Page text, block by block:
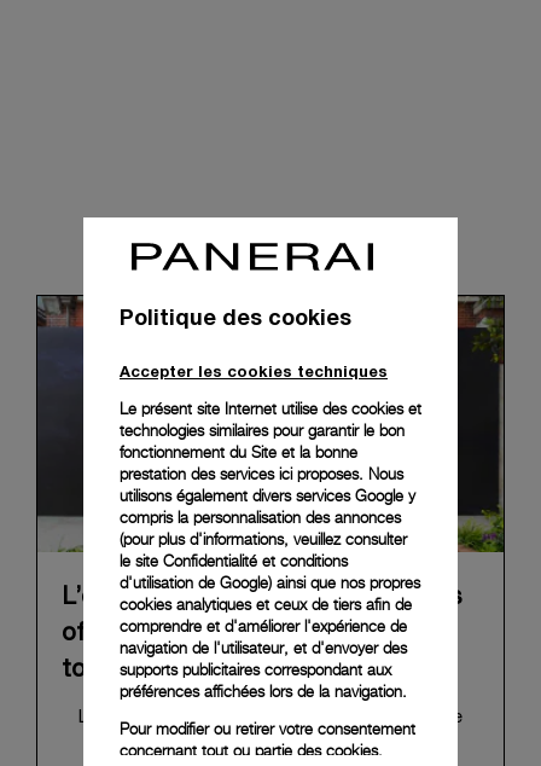
News & Events
L’exposition itinérante « The Depths
of Time » de Panerai achève sa
tournée à Taipei
L’exposition « The Depths of Time », qui retrace
l'histoire de Panerai, a conclu sa tournée
Politique des cookies
Accepter les cookies techniques
Le présent site Internet utilise des cookies et
technologies similaires pour garantir le bon
fonctionnement du Site et la bonne
prestation des services ici proposes. Nous
utilisons également divers services Google y
compris la personnalisation des annonces
(pour plus d'informations, veuillez consulter
le site Confidentialité et conditions
d'utilisation de Google) ainsi que nos propres
cookies analytiques et ceux de tiers afin de
comprendre et d'améliorer l'expérience de
navigation de l'utilisateur, et d'envoyer des
supports publicitaires correspondant aux
préférences affichées lors de la navigation.
Pour modifier ou retirer votre consentement
concernant tout ou partie des cookies,